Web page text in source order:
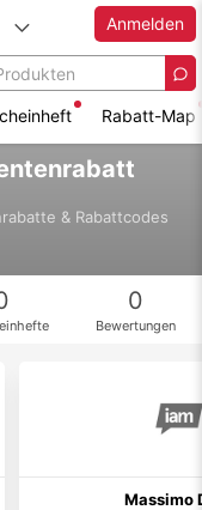
Anmelden
Rabatt-Map
& Rabattcodes
0
Bewertungen
Massimo